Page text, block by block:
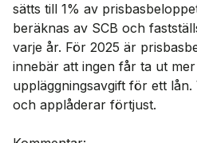
sätts till 1% av
beräknas av SCB och
varje år. För 2025 är
innebär att ingen får ta ut
uppläggningsavgift för ett
och applåderar förtjust.